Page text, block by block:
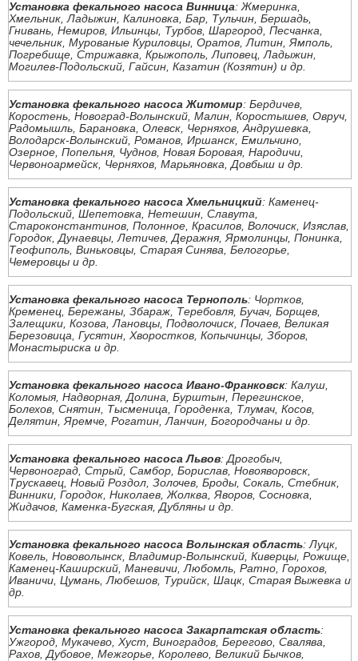
Установка фекального насоса Винница: Жмеринка,
Хмельник, Ладыжин, Калиновка, Бар, Тульчин, Бершадь,
Гнивань, Немиров, Ильинцы, Турбов, Шаргород, Песчанка,
чечельник, Мурованые Куриловцы, Оратов, Литин, Ямполь,
Погребище, Стрижавка, Крыжополь, Липовец, Ладыжин,
Могилев-Подольский, Гайсин, Казатин (Козятин) и др.
Установка фекального насоса Житомир: Бердичев,
Коростень, Новоград-Волынский, Малин, Коростышев, Овруч,
Радомышль, Барановка, Олевск, Черняхов, Андрушевка,
Володарск-Волынский, Романов, Иршанск, Емильчино,
Озерное, Попельня, Чуднов, Новая Боровая, Народичи,
Червоноармейск, Черняхов, Марьяновка, Довбыш и др.
Установка фекального насоса Хмельницкий: Каменец-
Подольский, Шепетовка, Нетешин, Славута,
Староконстантинов, Полонное, Красилов, Волочиск, Изяслав,
Городок, Дунаевцы, Летичев, Деражня, Ярмолинцы, Понинка,
Теофиполь, Виньковцы, Старая Синява, Белогорье,
Чемеровцы и др.
Установка фекального насоса Тернополь: Чортков,
Кременец, Бережаны, Збараж, Теребовля, Бучач, Борщев,
Залещики, Козова, Лановцы, Подволочиск, Почаев, Великая
Березовица, Гусятин, Хворостков, Копычинцы, Зборов,
Монастыриска и др.
Установка фекального насоса Ивано-Франковск: Калуш,
Коломыя, Надворная, Долина, Бурштын, Перегинское,
Болехов, Снятин, Тысменица, Городенка, Тлумач, Косов,
Делятин, Яремче, Рогатин, Ланчин, Богородчаны и др.
Установка фекального насоса Львов: Дрогобыч,
Червоноград, Стрый, Самбор, Борислав, Новояворовск,
Трускавец, Новый Роздол, Золочев, Броды, Сокаль, Стебник,
Винники, Городок, Николаев, Жолква, Яворов, Сосновка,
Жидачов, Каменка-Бугская, Дубляны и др.
Установка фекального насоса Волынская область: Луцк,
Ковель, Нововолынск, Владимир-Волынский, Киверцы, Рожище,
Каменец-Каширский, Маневичи, Любомль, Ратно, Горохов,
Иваничи, Цумань, Любешов, Турийск, Шацк, Старая Выжевка и
др.
Установка фекального насоса Закарпатская область:
Ужгород, Мукачево, Хуст, Виноградов, Берегово, Свалява,
Рахов, Дубовое, Межгорье, Королево, Великий Бычков,